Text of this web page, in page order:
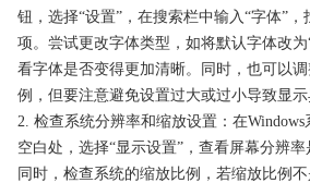
钮，选择“设置”，在搜索栏中输入“字体”
项。尝试更改字体类型，如将默认字体改为
看字体是否变得更加清晰。同时，也可以
例，但要注意避免设置过大或过小导致显示
2. 检查系统分辨率和缩放设置：在
空白处，选择“显示设置”，查看屏幕分辨率
同时，检查系统的缩放比例，若缩放比例